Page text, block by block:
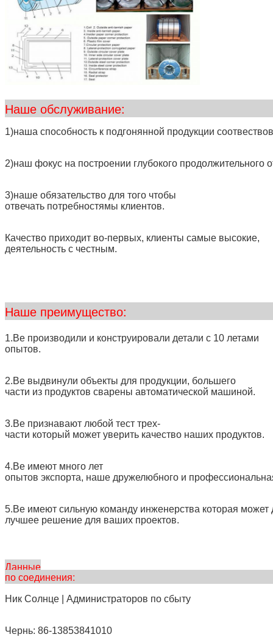
Наше
1)наша способность к подгонянной продукции
2)наш фокус на построении глубокого
3)наше обязательство для того чтобы
отвечать потребностямы клиентов.
Качество приходит во-первых, клиенты самые высокие,
деятельность с честным.
Наше
1.Ве производили и конструировали детали с 10 летами
опытов.
2.Ве выдвинули объекты для продукции, большего
части из продуктов сварены автоматической машиной.
3.Ве признавают любой тест трех-
части который может уверить качество наших продуктов.
4.Ве имеют много лет
опытов экспорта, наше дружелюбного и
5.Ве имеют сильную команду инженерства которая может
лучшее решение для ваших проектов.
Данные
по
Ник Солнце | Администраторов по сбыту
Чернь: 86-13853841010